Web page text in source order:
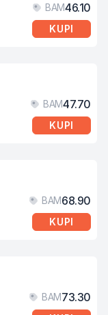
BAM46.10
KUPI
BAM47.70
KUPI
BAM68.90
KUPI
BAM73.30